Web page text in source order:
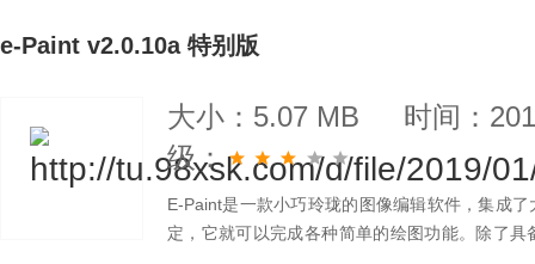
e-Paint v2.0.10a 特别版
大小：5.07 MB
时间：
级：
E-Paint是一款小巧玲珑的图像编辑软件，集成
定，它就可以完成各种简单的绘图功能。除了